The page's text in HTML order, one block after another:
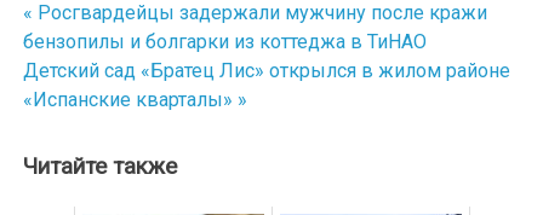
Навигация
по
записям
« Росгвардейцы задержали мужчину после кражи
бензопилы и болгарки из коттеджа в ТиНАО
Детский сад «Братец Лис» открылся в жилом районе
«Испанские кварталы» »
Читайте также